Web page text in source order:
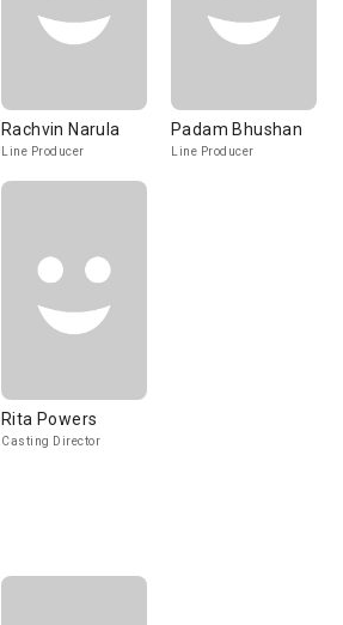
Rachvin Narula
Line Producer
Padam Bhushan
Line Producer
Rita Powers
Casting Director